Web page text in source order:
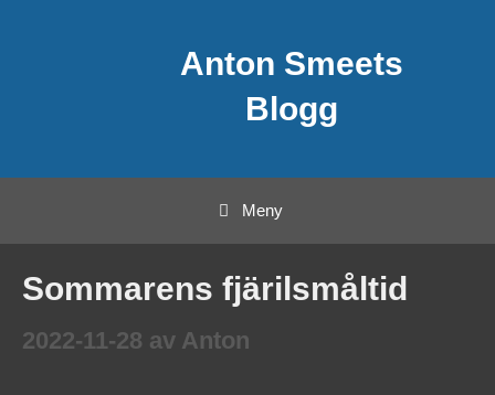
Anton Smeets
Blogg
Meny
Sommarens fjärilsmåltid
2022-11-28 av Anton